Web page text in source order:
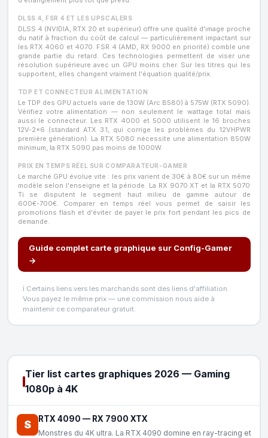
DLSS 4, FSR 4 ET LES UPSCALERS
DLSS 4 (NVIDIA, RTX 20 et supérieur) offre une qualité d'image proche
du natif à fraction du coût de calcul — particulièrement impactant sur
les RTX 4060 et 4070. FSR 4 (AMD, RX 9000 en priorité) comble une
grande partie du retard. Ces technologies permettent de viser une
résolution supérieure avec un GPU moins cher. Sur les titres qui les
supportent, elles changent vraiment l'équation qualité/prix.
TDP ET CONNECTEUR ALIMENTATION
Le TDP des GPU actuels varie de 130W (Arc B580) à 575W (RTX 5090).
Vérifiez votre alimentation — non seulement le wattage total mais
aussi le connecteur. Les RTX 4000 et 5000 utilisent le 16 broches
12V-2x6 (standard ATX 3.1, qui corrige les problèmes du 12VHPWR
première génération). La RTX 5080 nécessite une alimentation 850W
minimum, la RTX 5090 pas moins de 1000W.
PRIX EN TEMPS RÉEL SUR COMPARATEUR-GAMER
Le marché GPU évolue vite : les prix varient de 30€ à 80€ sur un même
modèle selon l'enseigne et la période. La RX 9070 XT et la RTX 5070
Ti se disputent le segment haut milieu de gamme autour de
600€-700€. Comparer en temps réel vous permet de saisir les
promotions flash et d'éviter de payer le prix fort pendant les pics de
demande.
Guide complet carte graphique sur Config-Gamer
→
ℹ️ Certains liens vers les marchands sont des liens d'affiliation.
Vous payez le même prix — une commission nous aide à
maintenir ce comparateur gratuit.
Tier list cartes graphiques 2026 — Gaming
1080p à 4K
S RTX 4090 — RX 7900 XTX
Monstres du 4K ultra. La RTX 4090 domine en ray-tracing et